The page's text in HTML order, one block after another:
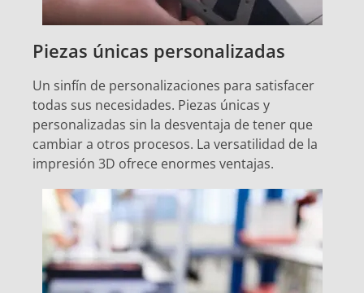
Piezas únicas personalizadas
Un sinfín de personalizaciones para satisfacer
todas sus necesidades. Piezas únicas y
personalizadas sin la desventaja de tener que
cambiar a otros procesos. La versatilidad de la
impresión 3D ofrece enormes ventajas.